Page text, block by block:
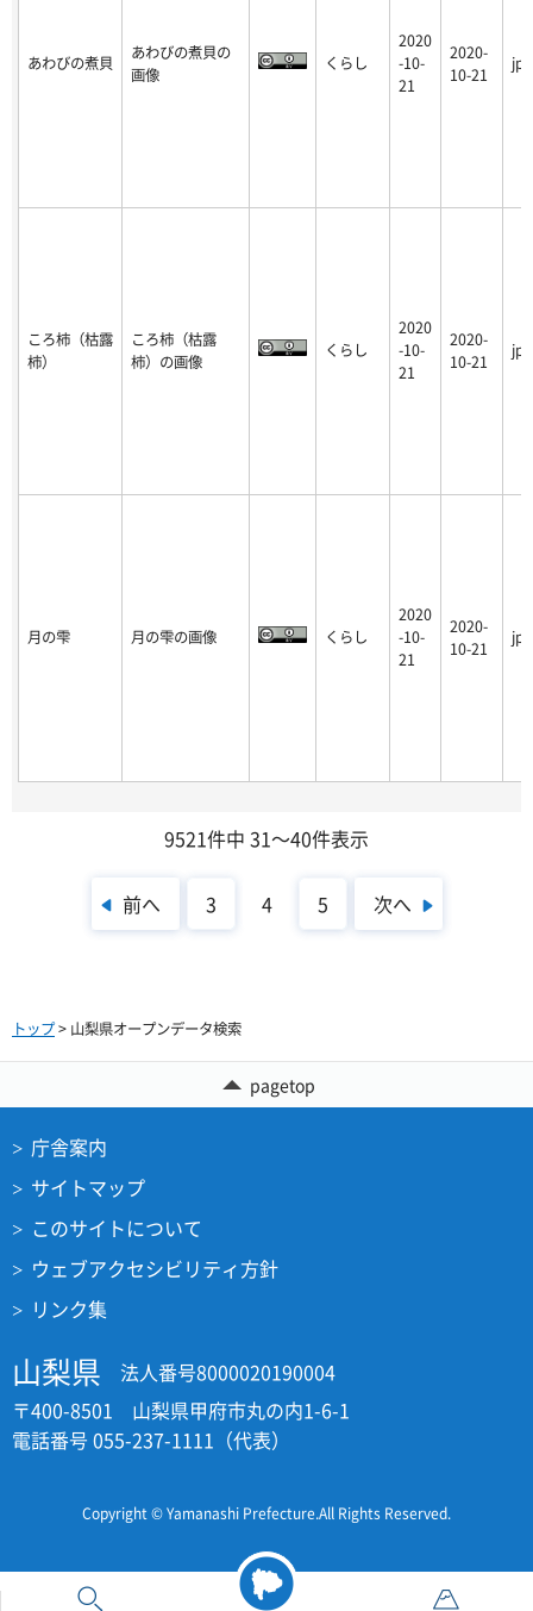
あわびの煮貝
あわびの煮貝の
画像
くらし
2020
-10-
21
2020-
10-21
jpg
ころ柿（枯露
柿）
ころ柿（枯露
柿）の画像
くらし
2020
-10-
21
2020-
10-21
jpg
月の雫 月の雫の画像 くらし
2020
-10-
21
2020-
10-21
jpg
9521件中 31～40件表示
前へ 3 4 5 次へ
トップ> 山梨県オープンデータ検索
pagetop
庁舎案内
サイトマップ
このサイトについて
ウェブアクセシビリティ方針
リンク集
山梨県
法人番号8000020190004
〒400-8501 山梨県甲府市丸の内1-6-1
電話番号 055-237-1111（代表）
Copyright © Yamanashi Prefecture.All Rights Reserved.